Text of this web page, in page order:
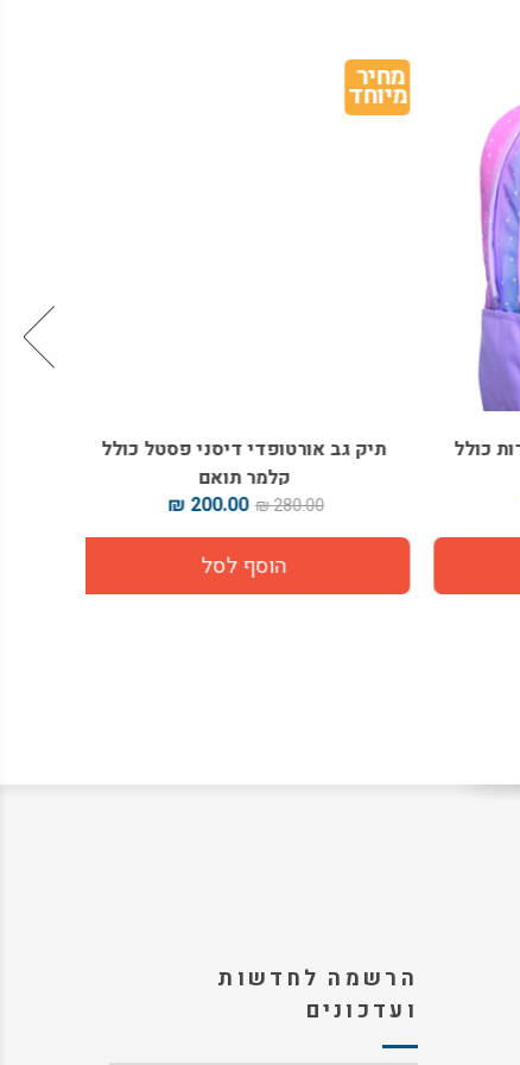
כולל
מחיר
מיוחד
תיק גב אורטופדי דיסני פסטל כולל
קלמר תואם
280.00 ₪
200.00 ₪
הרשמה לחדשות
ועדכונים